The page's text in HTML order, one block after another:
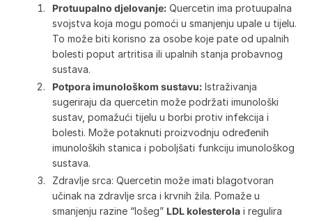
Protuupalno djelovanje: Quercetin ima protuupalna
svojstva koja mogu pomoći u smanjenju upale u tijelu.
To može biti korisno za osobe koje pate od upalnih
bolesti poput artritisa ili upalnih stanja probavnog
sustava.
Potpora imunološkom sustavu: Istraživanja
sugeriraju da quercetin može podržati imunološki
sustav, pomažući tijelu u borbi protiv infekcija i
bolesti. Može potaknuti proizvodnju određenih
imunoloških stanica i poboljšati funkciju imunološkog
sustava.
Zdravlje srca: Quercetin može imati blagotvoran
učinak na zdravlje srca i krvnih žila. Pomaže u
smanjenju razine “lošeg” LDL kolesterola i regulira